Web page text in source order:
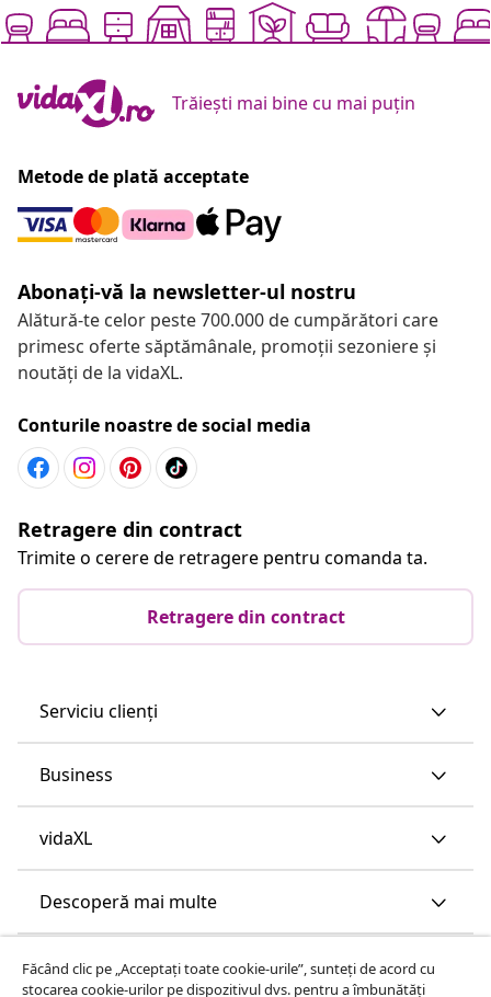
Trăiești mai bine cu mai puțin
Metode de plată acceptate
Abonați-vă la newsletter-ul nostru
Alătură-te celor peste 700.000 de cumpărători care
primesc oferte săptămânale, promoții sezoniere și
noutăți de la vidaXL.
Conturile noastre de social media
Retragere din contract
Trimite o cerere de retragere pentru comanda ta.
Retragere din contract
Serviciu clienți
Business
vidaXL
Descoperă mai multe
Făcând clic pe „Acceptați toate cookie-urile”, sunteți de acord cu
stocarea cookie-urilor pe dispozitivul dvs. pentru a îmbunătăți